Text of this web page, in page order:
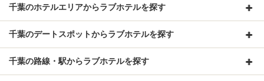
千葉のホテルエリアからラブホテルを探す
千葉のデートスポットからラブホテルを探す
千葉の路線・駅からラブホテルを探す